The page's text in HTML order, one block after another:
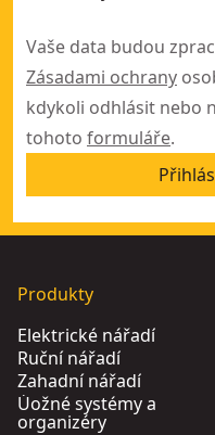
Vaše data budou
Zásadami ochrany
kdykoli odhlásit nebo
tohoto formuláře.
Produkty
Elektrické nářadí
Ruční nářadí
Zahadní nářadí
Úožné systémy a
organizéry